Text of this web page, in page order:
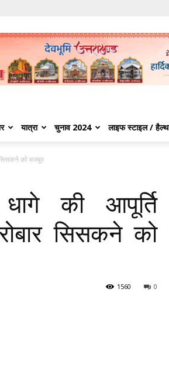
यात्रा चुनाव 2024 लाइफ स्टाइल / हैल्थ
सिसकने को मजबूर
की आपूर्ति
सिसकने को
0
1560